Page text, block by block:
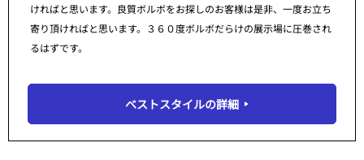
ければと思います。良質ボルボをお探しのお客様は是非、一度お立ち
寄り頂ければと思います。３６０度ボルボだらけの展示場に圧巻され
るはずです。
ベストスタイルの詳細